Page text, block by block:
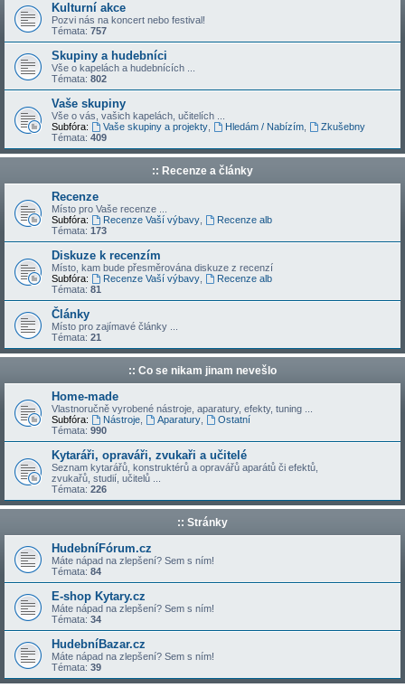
Kulturní akce
Pozvi nás na koncert nebo festival!
Témata: 757
Skupiny a hudebníci
Vše o kapelách a hudebnících ...
Témata: 802
Vaše skupiny
Vše o vás, vašich kapelách, učitelích ...
Subfóra:
Vaše skupiny a projekty, Hledám / Nabízím,
Zkušebny
Témata: 409
:: Recenze a články
Recenze
Místo pro Vaše recenze ...
Subfóra:
Recenze Vaší výbavy,
Recenze alb
Témata: 173
Diskuze k recenzím
Místo, kam bude přesměrována diskuze z recenzí
Subfóra:
Recenze Vaší výbavy,
Recenze alb
Témata: 81
Články
Místo pro zajímavé články ...
Témata: 21
:: Co se nikam jinam nevešlo
Home-made
Vlastnoručně vyrobené nástroje, aparatury, efekty, tuning ...
Subfóra:
Nástroje, Aparatury,
Ostatní
Témata: 990
Kytaráři, opraváři, zvukaři a učitelé
Seznam kytarářů, konstruktérů a opravářů aparátů či efektů,
zvukařů, studií, učitelů ...
Témata: 226
:: Stránky
HudebníFórum.cz
Máte nápad na zlepšení? Sem s ním!
Témata: 84
E-shop Kytary.cz
Máte nápad na zlepšení? Sem s ním!
Témata: 34
HudebníBazar.cz
Máte nápad na zlepšení? Sem s ním!
Témata: 39